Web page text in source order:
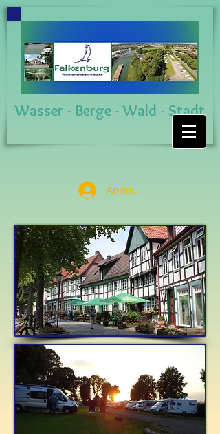
Wasser - Berge - Wald - Stadt
Anmelden